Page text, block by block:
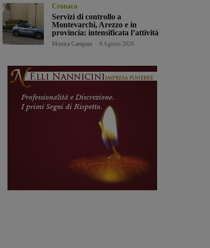
Cronaca
Servizi di controllo a
Montevarchi, Arezzo e in
provincia: intensificata l’attività
Monica Campani 8 Agosto 2026